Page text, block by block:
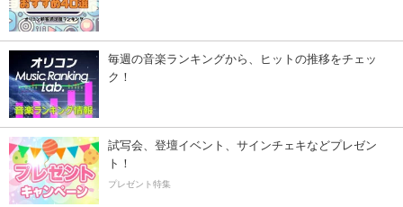
毎週の音楽ランキングから、ヒットの推移をチェッ
ク！
試写会、登壇イベント、サインチェキなどプレゼン
ト！
プレゼント特集